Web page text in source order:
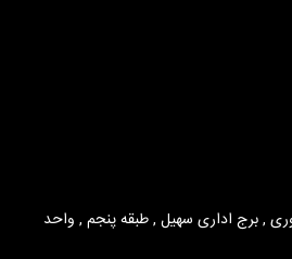
, برج اداری سهیل , طبقه پنجم , واحد